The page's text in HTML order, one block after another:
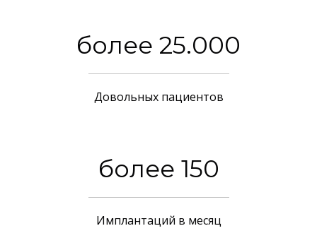
более 25.000
Довольных пациентов
более 150
Имплантаций в месяц